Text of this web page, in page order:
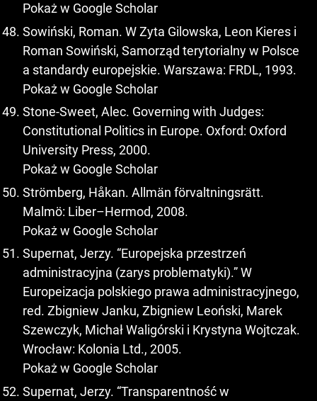
Pokaż w Google Scholar
Sowiński, Roman. W Zyta Gilowska, Leon Kieres i
Roman Sowiński, Samorząd terytorialny w Polsce
a standardy europejskie. Warszawa: FRDL, 1993.
Pokaż w Google Scholar
Stone-Sweet, Alec. Governing with Judges:
Constitutional Politics in Europe. Oxford: Oxford
University Press, 2000.
Pokaż w Google Scholar
Strömberg, Håkan. Allmän förvaltningsrätt.
Malmö: Liber–Hermod, 2008.
Pokaż w Google Scholar
Supernat, Jerzy. “Europejska przestrzeń
administracyjna (zarys problematyki).” W
Europeizacja polskiego prawa administracyjnego,
red. Zbigniew Janku, Zbigniew Leoński, Marek
Szewczyk, Michał Waligórski i Krystyna Wojtczak.
Wrocław: Kolonia Ltd., 2005.
Pokaż w Google Scholar
Supernat, Jerzy. “Transparentność w